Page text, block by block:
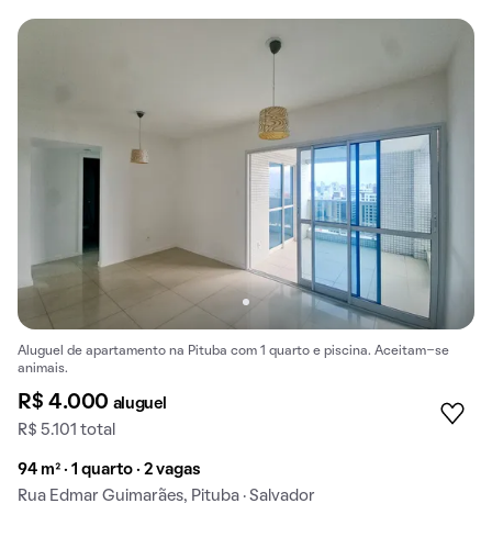
Aluguel de apartamento na Pituba com 1 quarto e piscina. Aceitam-se
animais.
R$ 4.000 aluguel
R$ 5.101 total
94 m² · 1 quarto · 2 vagas
Rua Edmar Guimarães, Pituba · Salvador